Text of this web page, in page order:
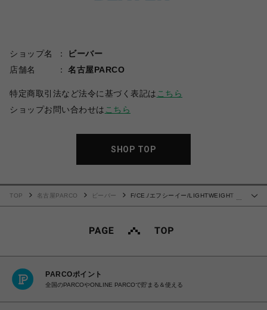
ショップ名
ビーバー
店舗名
名古屋PARCO
特定商取引法など法令に基づく表記は こちら
ショップお問い合わせは こちら
SHOP TOP
…
TOP 名古屋PARCO ビーバー
F/CE./エフシーイー/LIGHTWEIGHT
PARCOポイント
全国のPARCOやONLINE PARCOで貯まる＆使える